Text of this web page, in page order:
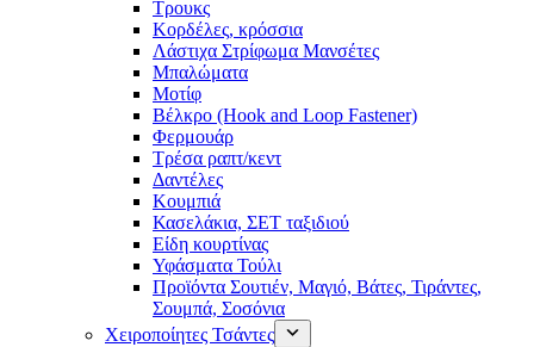
Τρουκς
Κορδέλες, κρόσσια
Λάστιχα Στρίφωμα Μανσέτες
Μπαλώματα
Mοτίφ
Βέλκρο (Hook and Loop Fastener)
Φερμουάρ
Τρέσα ραπτ/κεντ
Δαντέλες
Κουμπιά
Κασελάκια, ΣΕΤ ταξιδιού
Είδη κουρτίνας
Υφάσματα Τούλι
Προϊόντα Σουτιέν, Μαγιό, Βάτες, Τιράντες,
Σουμπά, Σοσόνια
Χειροποίητες Τσάντες